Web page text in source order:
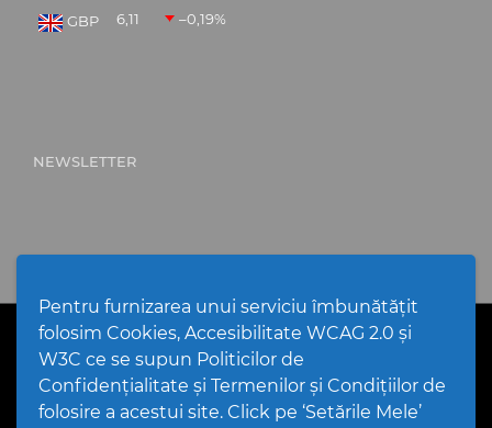
Pentru furnizarea unui serviciu îmbunătățit
folosim Cookies, Accesibilitate WCAG 2.0 și
W3C ce se supun Politicilor de
Confidențialitate și Termenilor și Condițiilor de
folosire a acestui site. Click pe ‘Setările Mele’
GBP 6,11 –0,19%
NEWSLETTER
PPW @2026 |Hartă Website|Setări Cookies și Accesibilitate
Politică de utilizare Cookies |Politică de confidențialitate
Termeni și condiții de utilizare a site-ului